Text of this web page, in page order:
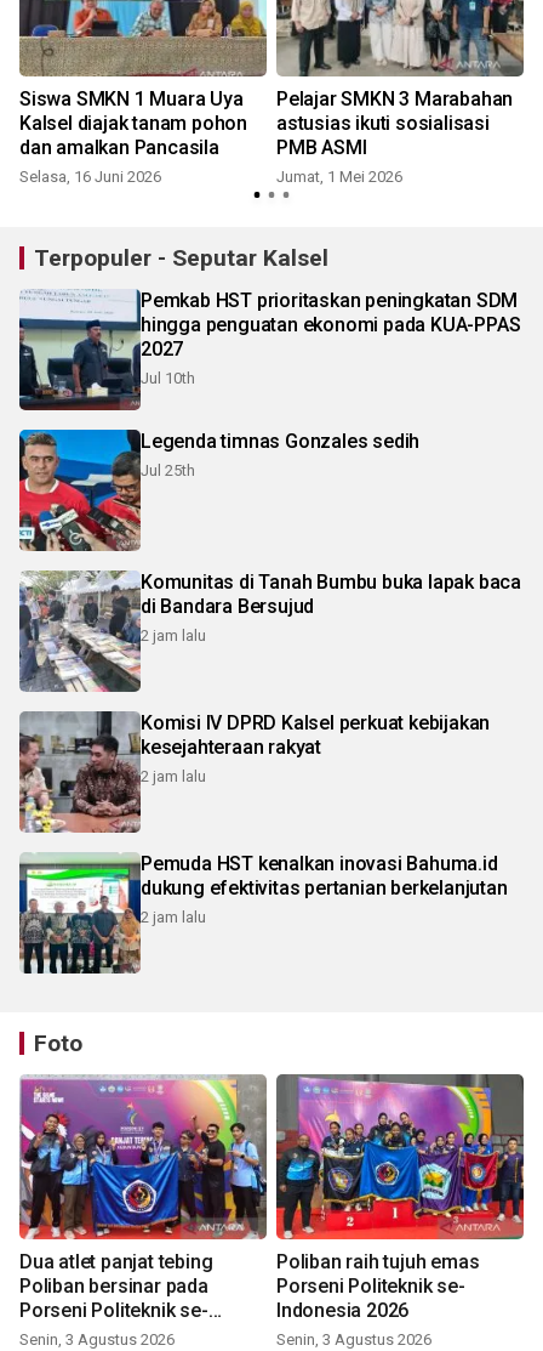
Siswa SMKN 1 Muara Uya
Kalsel diajak tanam pohon
dan amalkan Pancasila
Selasa, 16 Juni 2026
Pelajar SMKN 3 Marabahan
astusias ikuti sosialisasi
PMB ASMI
Jumat, 1 Mei 2026
Terpopuler - Seputar Kalsel
Pemkab HST prioritaskan peningkatan SDM
hingga penguatan ekonomi pada KUA-PPAS
2027
Jul 10th
Legenda timnas Gonzales sedih
Jul 25th
Komunitas di Tanah Bumbu buka lapak baca
di Bandara Bersujud
2 jam lalu
Komisi IV DPRD Kalsel perkuat kebijakan
kesejahteraan rakyat
2 jam lalu
Pemuda HST kenalkan inovasi Bahuma.id
dukung efektivitas pertanian berkelanjutan
2 jam lalu
Foto
Dua atlet panjat tebing
Poliban bersinar pada
Porseni Politeknik se-
Indonesia 2026
Senin, 3 Agustus 2026
Poliban raih tujuh emas
Porseni Politeknik se-
Indonesia 2026
Senin, 3 Agustus 2026